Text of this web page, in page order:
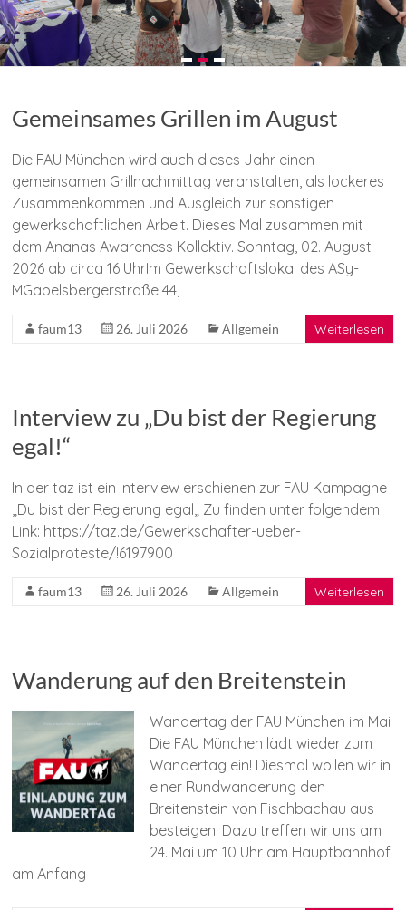
Gemeinsames Grillen im August
Die FAU München wird auch dieses Jahr einen
gemeinsamen Grillnachmittag veranstalten, als lockeres
Zusammenkommen und Ausgleich zur sonstigen
gewerkschaftlichen Arbeit. Dieses Mal zusammen mit
dem Ananas Awareness Kollektiv. Sonntag, 02. August
2026 ab circa 16 UhrIm Gewerkschaftslokal des ASy-
MGabelsbergerstraße 44,
faum13 26. Juli 2026 Allgemein Weiterlesen
Interview zu „Du bist der Regierung
egal!“
In der taz ist ein Interview erschienen zur FAU Kampagne
„Du bist der Regierung egal„ Zu finden unter folgendem
Link: https://taz.de/Gewerkschafter-ueber-
Sozialproteste/!6197900
faum13 26. Juli 2026 Allgemein Weiterlesen
Wanderung auf den Breitenstein
Wandertag der FAU München im Mai
Die FAU München lädt wieder zum
Wandertag ein! Diesmal wollen wir in
einer Rundwanderung den
Breitenstein von Fischbachau aus
besteigen. Dazu treffen wir uns am
24. Mai um 10 Uhr am Hauptbahnhof
am Anfang